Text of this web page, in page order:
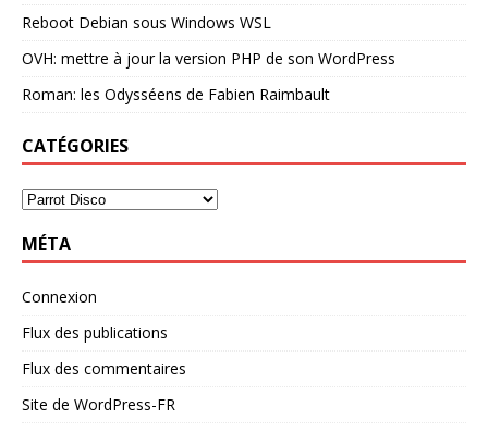
Reboot Debian sous Windows WSL
OVH: mettre à jour la version PHP de son WordPress
Roman: les Odysséens de Fabien Raimbault
CATÉGORIES
MÉTA
Connexion
Flux des publications
Flux des commentaires
Site de WordPress-FR